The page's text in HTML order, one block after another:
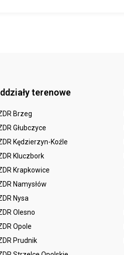
terenowe
Brzeg
Głubczyce
Kędzierzyn-Koźle
Kluczbork
Krapkowice
Namysłów
Nysa
Olesno
Opole
Prudnik